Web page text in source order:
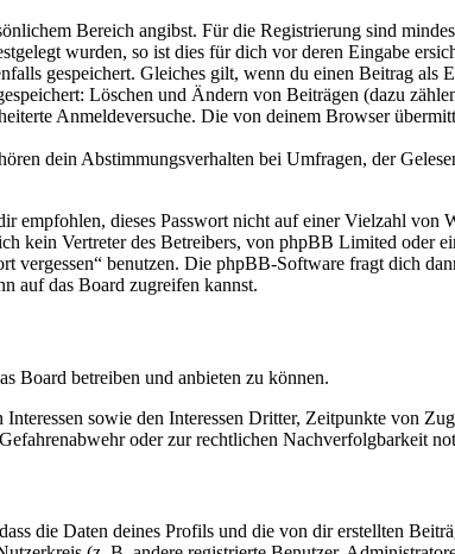
Bereich angibst. Für die Registrierung sind
wurden, so ist dies für dich vor deren Eingabe
gespeichert. Gleiches gilt, wenn du einen Beitrag als
Löschen und Ändern von Beiträgen (dazu
Anmeldeversuche. Die von deinem Browser
dein Abstimmungsverhalten bei Umfragen, der
empfohlen, dieses Passwort nicht auf einer Vielzahl von
kein Vertreter des Betreibers, von phpBB Limited oder
vergessen“ benutzen. Die phpBB-Software fragt dich
auf das Board zugreifen kannst.
Board betreiben und anbieten zu können.
sowie den Interessen Dritter, Zeitpunkte von
oder zur rechtlichen Nachverfolgbarkeit
die Daten deines Profils und die von dir erstellten